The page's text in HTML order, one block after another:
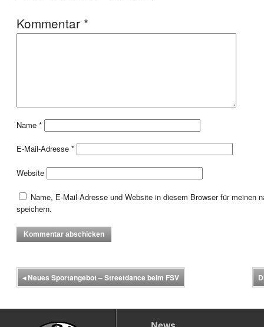
Kommentar *
Name *
E-Mail-Adresse *
Website
Name, E-Mail-Adresse und Website in diesem Browser für meinen
speichern.
◂Neues Sportangebot – Streetdance beim FSV